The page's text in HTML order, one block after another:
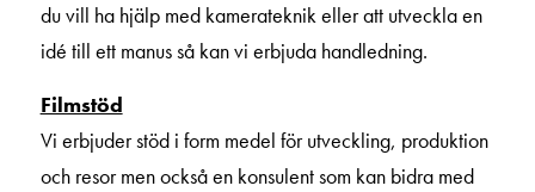
du vill ha hjälp med kamerateknik eller att utveckla en
idé till ett manus så kan vi erbjuda handledning.
Filmstöd
Vi erbjuder stöd i form medel för utveckling, produktion
och resor men också en konsulent som kan bidra med